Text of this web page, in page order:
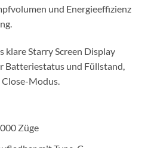
und Energieeffizienz
klare Starry Screen Display
Batteriestatus und Füllstand,
Modus.
Züge